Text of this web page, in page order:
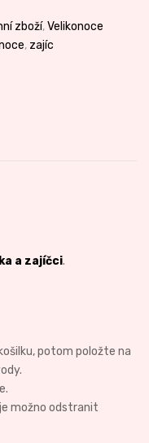
zboží,Velikonoce
, zajíc
a zajíčci.
potom položte na
možno odstranit